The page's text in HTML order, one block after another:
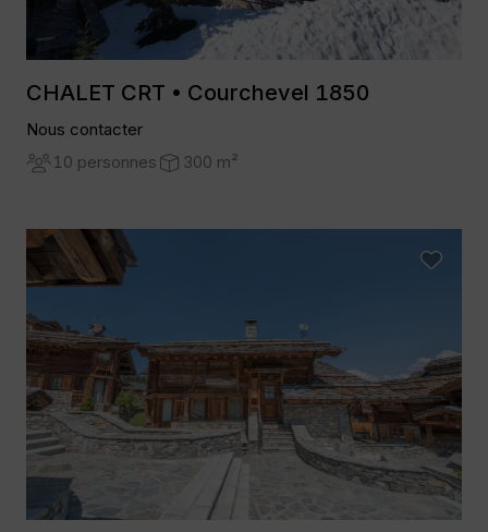
CHALET CRT • Courchevel 1850
Nous contacter
10 personnes
300 m²